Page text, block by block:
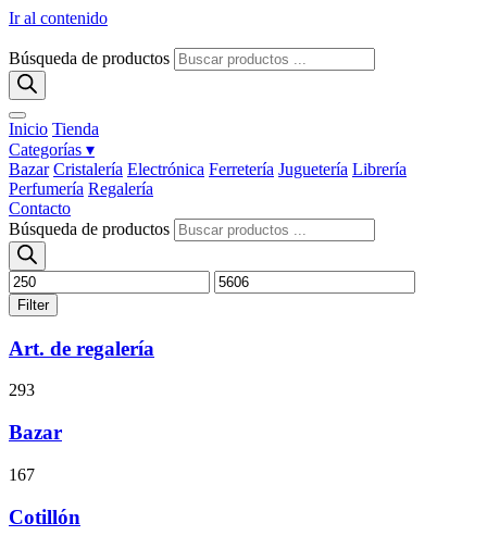
Ir al contenido
Búsqueda de productos
Inicio Tienda
Categorías ▾
Bazar Cristalería Electrónica Ferretería Juguetería Librería
Perfumería Regalería
Contacto
Búsqueda de productos
Filter
Art. de regalería
293
Bazar
167
Cotillón